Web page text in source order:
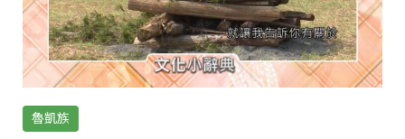
魯凱族